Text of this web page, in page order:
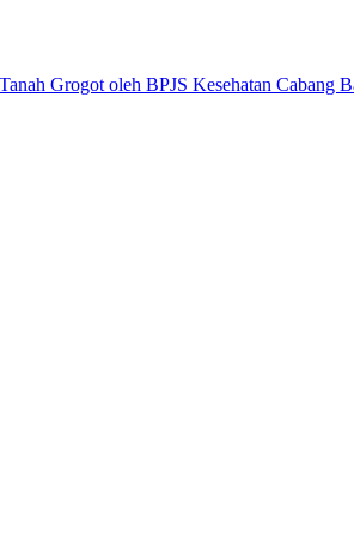
Grogot oleh BPJS Kesehatan Cabang